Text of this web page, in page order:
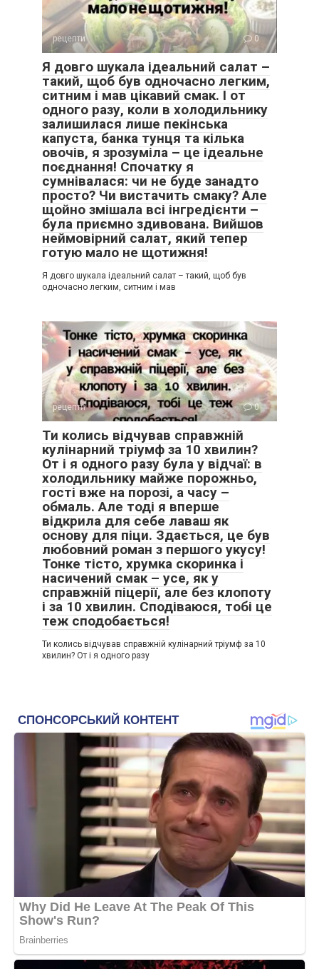
рецепти 0
Я довго шукала ідеальний салат –
такий, щоб був одночасно легким,
ситним і мав цікавий смак. І от
одного разу, коли в холодильнику
залишилася лише пекінська
капуста, банка тунця та кілька
овочів, я зрозуміла – це ідеальне
поєднання! Спочатку я
сумнівалася: чи не буде занадто
просто? Чи вистачить смаку? Але
щойно змішала всі інгредієнти –
була приємно здивована. Вийшов
неймовірний салат, який тепер
готую мало не щотижня!
Я довго шукала ідеальний салат – такий, щоб був
одночасно легким, ситним і мав
рецепти 0
Ти колись відчував справжній
кулінарний тріумф за 10 хвилин?
От і я одного разу була у відчаї: в
холодильнику майже порожньо,
гості вже на порозі, а часу –
обмаль. Але тоді я вперше
відкрила для себе лаваш як
основу для піци. Здається, це був
любовний роман з першого укусу!
Тонке тісто, хрумка скоринка і
насичений смак – усе, як у
справжній піцерії, але без клопоту
і за 10 хвилин. Сподіваюся, тобі це
теж сподобається!
Ти колись відчував справжній кулінарний тріумф за 10
хвилин? От і я одного разу